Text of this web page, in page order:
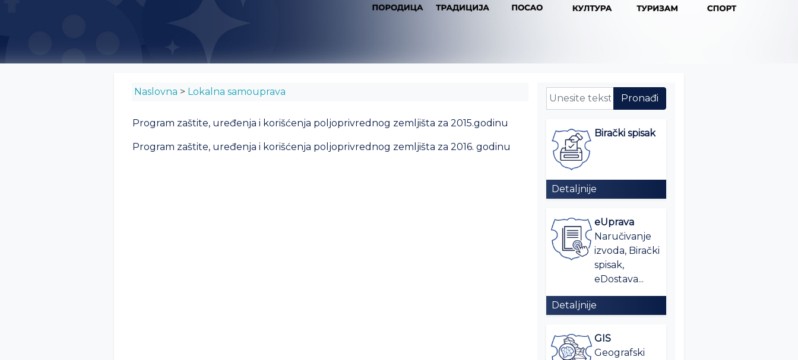
Naslovna > Lokalna samouprava
Program zaštite, uređenja i korišćenja poljoprivrednog zemljišta za 2015.godinu
Program zaštite, uređenja i korišćenja poljoprivrednog zemljišta za 2016. godinu
Birački spisak
Detaljnije
eUprava
Naručivanje
izvoda, Birački
spisak,
eDostava...
Detaljnije
GIS
Geografski